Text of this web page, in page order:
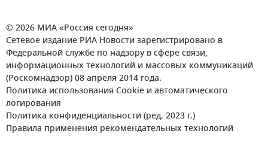
© 2026 МИА «Россия сегодня»
Сетевое издание РИА Новости зарегистрировано в
Федеральной службе по надзору в сфере связи,
информационных технологий и массовых коммуникаций
(Роскомнадзор) 08 апреля 2014 года.
Политика использования Cookie и автоматического
логирования
Политика конфиденциальности (ред. 2023 г.)
Правила применения рекомендательных технологий